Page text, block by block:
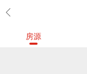
房源